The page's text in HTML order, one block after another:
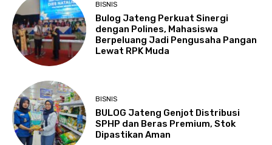
BISNIS
Bulog Jateng Perkuat Sinergi
dengan Polines, Mahasiswa
Berpeluang Jadi Pengusaha Pangan
Lewat RPK Muda
BISNIS
BULOG Jateng Genjot Distribusi
SPHP dan Beras Premium, Stok
Dipastikan Aman